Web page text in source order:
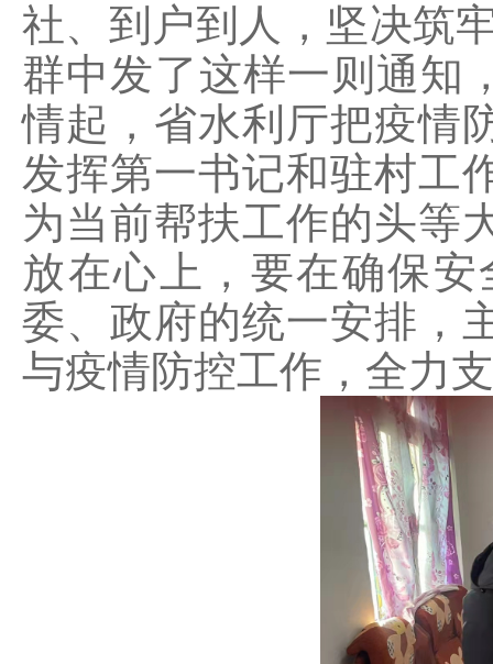
社、到户到人，坚决筑
群中发了这样一则通知
情起，省水利厅把疫情
发挥第一书记和驻村工
为当前帮扶工作的头等
放在心上，要在确保
委、政府的统一安排，
与疫情防控工作，全力